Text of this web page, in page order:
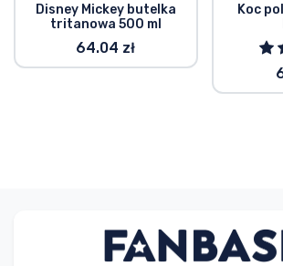
Disney Mickey butelka
tritanowa 500 ml
64.04 zł
Koc